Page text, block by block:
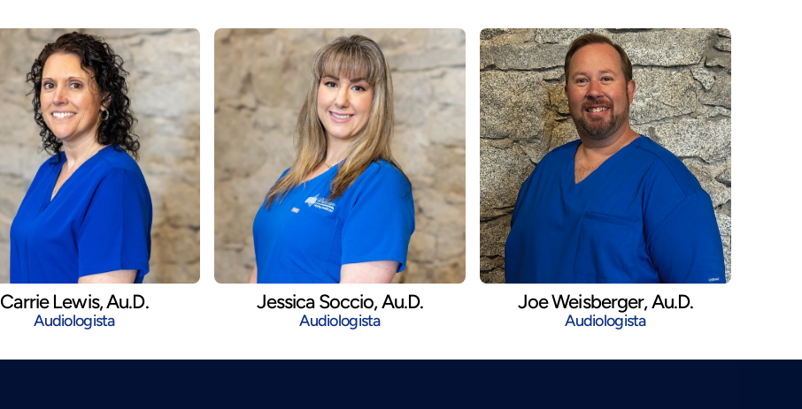
Carrie Lewis, Au.D.
Audiologista
Jessica Soccio, Au.D.
Audiologista
Joe Weisberger, Au.D.
Audiologista